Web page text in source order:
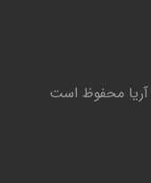
محفوظ است